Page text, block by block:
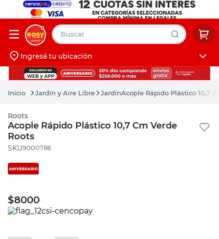
Buscar
Iniciá sesión
Ingresá tu ubicación
Jardín y Aire Libre JardínAcople Rápido Plástico 10,7
Roots
Acople Rápido Plástico 10,7 Cm Verde
Roots
:9000786
$8000
muebles
pintura
escritorio
puertas
placard